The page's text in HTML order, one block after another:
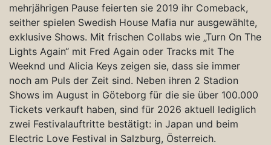
mehrjährigen Pause feierten sie 2019 ihr Comeback,
seither spielen Swedish House Mafia nur ausgewählte,
exklusive Shows. Mit frischen Collabs wie „Turn On The
Lights Again“ mit Fred Again oder Tracks mit The
Weeknd und Alicia Keys zeigen sie, dass sie immer
noch am Puls der Zeit sind. Neben ihren 2 Stadion
Shows im August in Göteborg für die sie über 100.000
Tickets verkauft haben, sind für 2026 aktuell lediglich
zwei Festivalauftritte bestätigt: in Japan und beim
Electric Love Festival in Salzburg, Österreich.